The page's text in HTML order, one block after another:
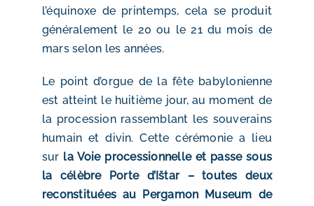
l’équinoxe de printemps, cela se produit
généralement le 20 ou le 21 du mois de
mars selon les années.
Le point d’orgue de la fête babylonienne
est atteint le huitième jour, au moment de
la procession rassemblant les souverains
humain et divin. Cette cérémonie a lieu
sur la Voie processionnelle et passe sous
la célèbre Porte d’Ištar – toutes deux
reconstituées au Pergamon Museum de